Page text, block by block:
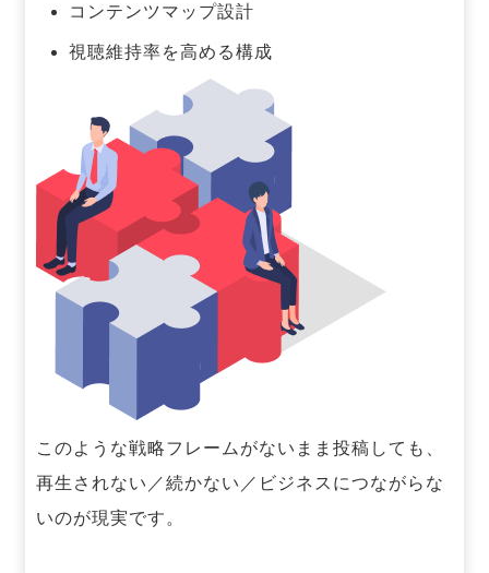
コンテンツマップ設計
視聴維持率を高める構成
このような戦略フレームがないまま投稿しても、
再生されない／続かない／ビジネスにつながらな
いのが現実です。